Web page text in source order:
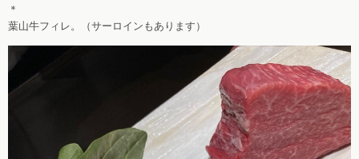
＊
葉山牛フィレ。（サーロインもあります）